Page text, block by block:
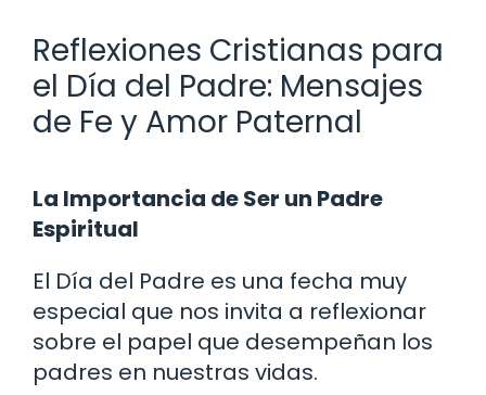
Reflexiones Cristianas para
el Día del Padre: Mensajes
de Fe y Amor Paternal
La Importancia de Ser un Padre
Espiritual
El Día del Padre es una fecha muy
especial que nos invita a reflexionar
sobre el papel que desempeñan los
padres en nuestras vidas.